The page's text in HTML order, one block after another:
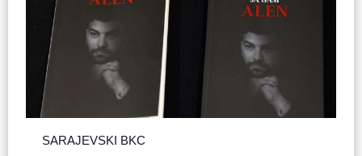
SARAJEVSKI BKC